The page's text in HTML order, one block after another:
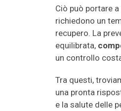
Ciò può portare
richiedono un
recupero. La
equilibrata,
un controllo
Tra questi,
una pronta
e la salute delle